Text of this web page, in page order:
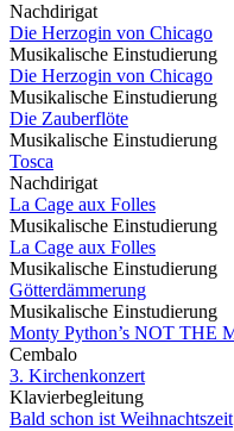
Nachdirigat
Die Herzogin von Chicago
Musikalische Einstudierung
Die Herzogin von Chicago
Musikalische Einstudierung
Die Zauberflöte
Musikalische Einstudierung
Tosca
Nachdirigat
La Cage aux Folles
Musikalische Einstudierung
La Cage aux Folles
Musikalische Einstudierung
Götterdämmerung
Musikalische Einstudierung
Monty Python’s NOT THE
Cembalo
3. Kirchenkonzert
Klavierbegleitung
Bald schon ist Weihnachtszeit